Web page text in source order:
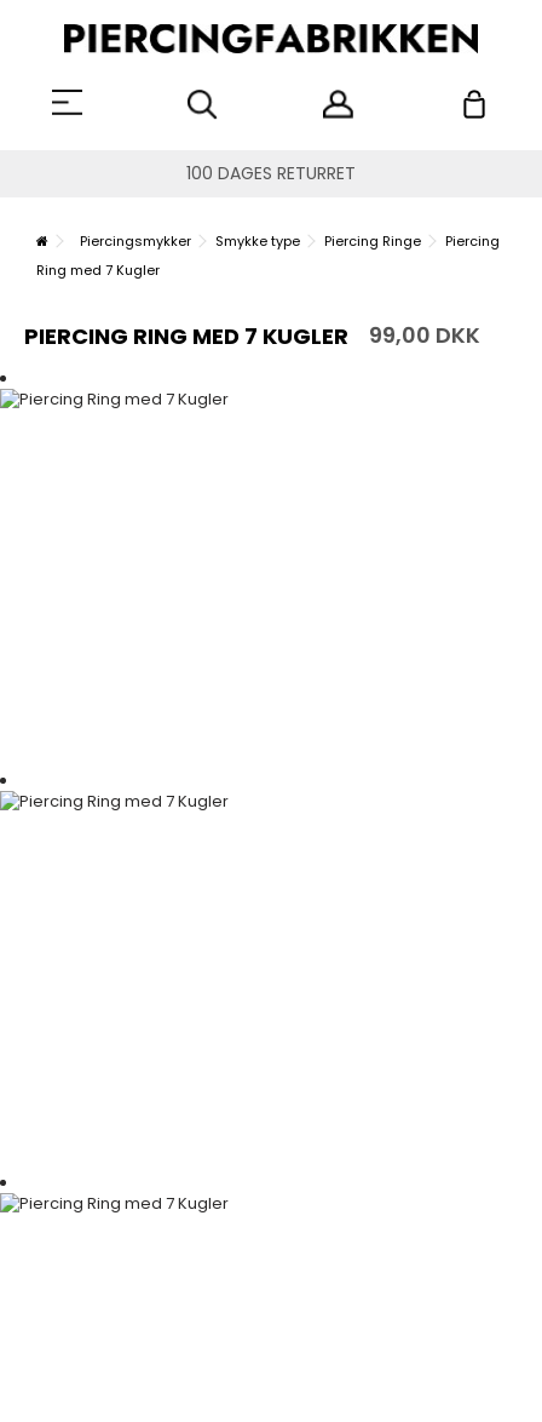
100 DAGES RETURRET
Piercingsmykker Smykke type Piercing Ringe
Piercing
Ring med 7 Kugler
PIERCING RING MED 7 KUGLER 99,00 DKK